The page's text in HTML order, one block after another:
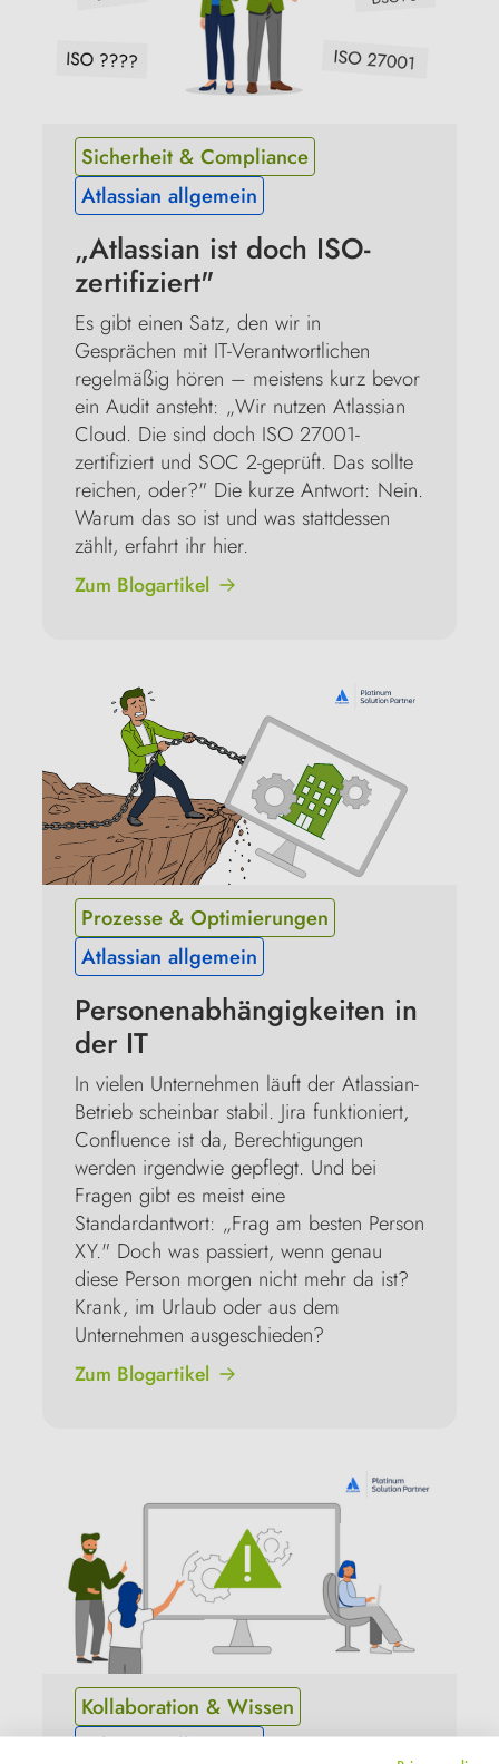
Sicherheit & Compliance
Atlassian allgemein
„Atlassian ist doch ISO-
zertifiziert"
Es gibt einen Satz, den wir in
Gesprächen mit IT-Verantwortlichen
regelmäßig hören – meistens kurz bevor
ein Audit ansteht: „Wir nutzen Atlassian
Cloud. Die sind doch ISO 27001-
zertifiziert und SOC 2-geprüft. Das sollte
reichen, oder?" Die kurze Antwort: Nein.
Warum das so ist und was stattdessen
zählt, erfahrt ihr hier.
Zum Blogartikel
Prozesse & Optimierungen
Atlassian allgemein
Personenabhängigkeiten in
der IT
In vielen Unternehmen läuft der Atlassian-
Betrieb scheinbar stabil. Jira funktioniert,
Confluence ist da, Berechtigungen
werden irgendwie gepflegt. Und bei
Fragen gibt es meist eine
Standardantwort: „Frag am besten Person
XY." Doch was passiert, wenn genau
diese Person morgen nicht mehr da ist?
Krank, im Urlaub oder aus dem
Unternehmen ausgeschieden?
Zum Blogartikel
Kollaboration & Wissen
Atlassian allgemein